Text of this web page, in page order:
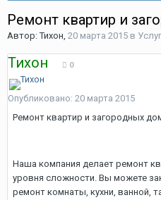
Ремонт квартир и
Автор:Тихон, 20 марта 2015 в
Тихон 0
Опубликовано: 20 марта 2015
Ремонт квартир и загородных
Наша компания делает ремонт
уровня сложности. Вы можете
ремонт комнаты, кухни, ванной,